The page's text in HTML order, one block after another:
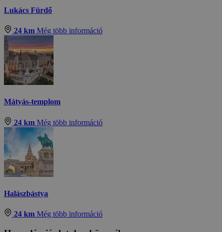
Lukács Fürdő
24 km Még több információ
Mátyás-templom
24 km Még több információ
Halászbástya
24 km Még több információ